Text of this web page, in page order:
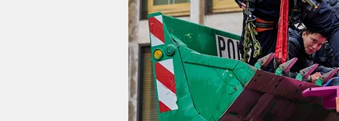
shop
fragen & hilfe
unterstützen